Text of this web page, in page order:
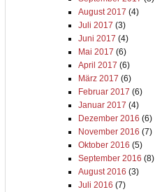
August 2017 (4)
Juli 2017 (3)
Juni 2017 (4)
Mai 2017 (6)
April 2017 (6)
März 2017 (6)
Februar 2017 (6)
Januar 2017 (4)
Dezember 2016 (6)
November 2016 (7)
Oktober 2016 (5)
September 2016 (8)
August 2016 (3)
Juli 2016 (7)